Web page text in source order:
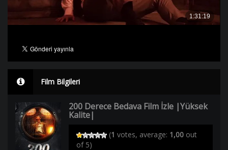
Film Bilgileri
200 Derece Bedava Film İzle |Yüksek
Kalite|
(1 votes, average: 1,00out
of 5)